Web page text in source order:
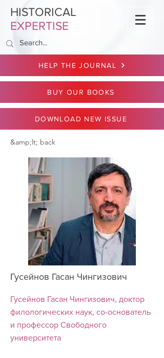
HISTORICAL
EXPERTISE
HELP THE JOURNAL
BUY OUR BOOKS
DOWNLOAD NEW ISSUE
&amp;lt; back
Гусейнов Гасан Чингизович
Гусейнов Гасан Чингизович, доктор
филологических наук, со-основатель
и профессор Свободного
университета